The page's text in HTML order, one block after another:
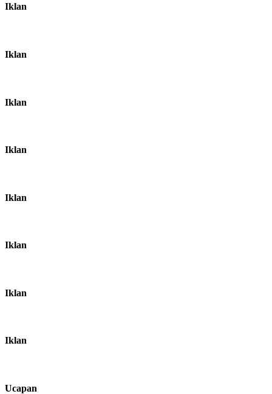
Iklan
Iklan
Iklan
Iklan
Iklan
Iklan
Iklan
Iklan
Ucapan